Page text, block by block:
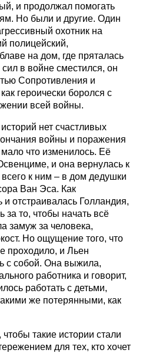
и продолжал помогать
Но были и другие. Один
охотник на
полицейский,
на дом, где пряталась
в войне сместился, он
Сопротивления и
героически боролся с
всей войны.
нет счастливых
войны и поражения
что изменилось. Её
и она вернулась к
к ним – в дом дедушки
Ван Эса. Как
и отстраивалась Голландия,
за то, чтобы начать всё
замуж за человека,
Но ощущение того, что
проходило, и Льен
с собой. Она выжила,
работника и говорит,
работать с детьми,
же потерянными, как
такие истории стали
для тех, кто хочет